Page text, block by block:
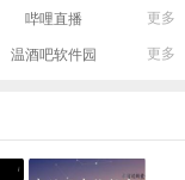
型设计发型图片与
哔哩直播
更多
温酒吧软件园 更多